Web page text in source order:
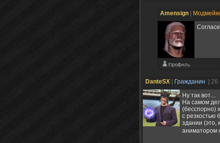
Amensign
DanteSX Гражданин
|
Ну так вот....
На самом
(бесспорно)
с резкостью
здании (это,
аниматором